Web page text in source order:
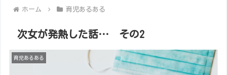
ホーム 育児あるある
次女が発熱した話… その2
育児あるある